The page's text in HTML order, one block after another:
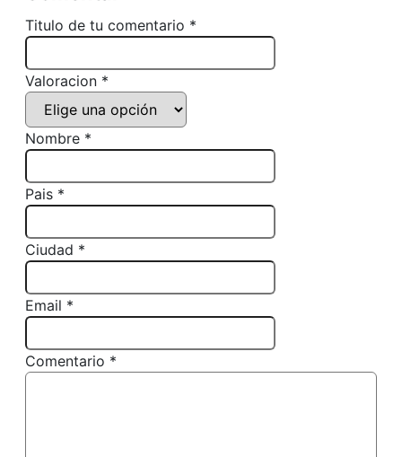
Titulo de tu comentario *
Valoracion *
Nombre *
Pais *
Ciudad *
Email *
Comentario *